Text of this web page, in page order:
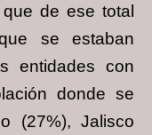
de ese total
se estaban
entidades con
donde se
(27%), Jalisco